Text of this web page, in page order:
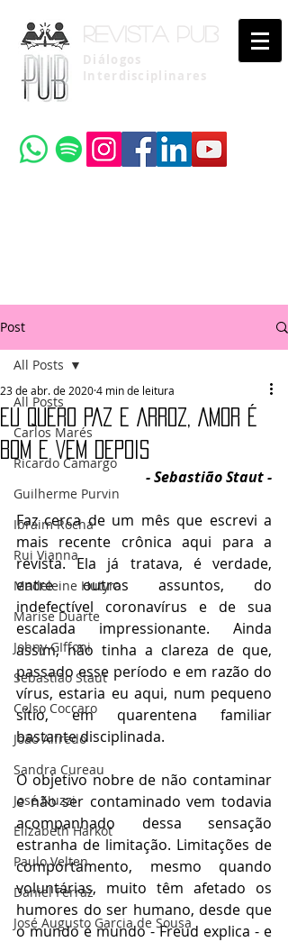
Revista pub
Diálogos
Interdisciplinares
Post
All Posts
Carlos Marés
Ricardo Camargo
Guilherme Purvin
Ibraim Rocha
Rui Vianna
Madeleine Hutyra
Marise Duarte
Johny GIffoni
Sebastião Staut
Celso Coccaro
João Alfredo
Sandra Cureau
José Nuzzi
Elizabeth Harkot
Paulo Velten
Daniel Ferraz
José Augusto Garcia de Sousa
All Posts
EU QUERO PAZ E ARROZ, AMOR É
BOM E VEM DEPOIS
23 de abr. de 20204 min de leitura
- Sebastião Staut -
Faz cerca de um mês que escrevi a
mais recente crônica aqui para a
revista. Ela já tratava, é verdade,
entre outros assuntos, do
indefectível coronavírus e de sua
escalada impressionante. Ainda
assim, não tinha a clareza de que,
passado esse período e em razão do
vírus, estaria eu aqui, num pequeno
sítio, em quarentena familiar
bastante disciplinada.
O objetivo nobre de não contaminar
e não ser contaminado vem todavia
acompanhado dessa sensação
estranha de limitação. Limitações de
comportamento, mesmo quando
voluntárias, muito têm afetado os
humores do ser humano, desde que
o mundo é mundo - Freud explica - e